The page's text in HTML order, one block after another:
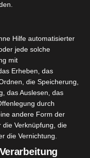
Test
,Reinigung
Weiterlesen
Hilfe automatisierter
jede solche
mit
Erheben, das
die Speicherung,
das Auslesen, das
durch
andere Form der
die Verknüpfung, die
die Vernichtung.